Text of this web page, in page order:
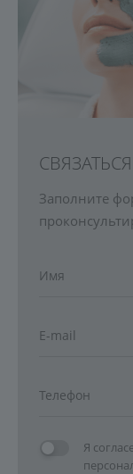
Заполните
Я